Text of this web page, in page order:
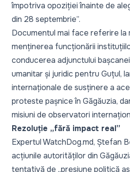
împotriva opoziției înainte de
din 28 septembrie”.
Documentul mai face referire la
menținerea funcționării
conducerea adjunctului
umanitar și juridic pentru Guțul,
internaționale de susținere a
proteste pașnice în Găgăuzia,
misiuni de observatori
Rezoluție „fără impact real”
Expertul WatchDog.md, Ștefan
acțiunile autorităților din
tentativă de „presiune politică